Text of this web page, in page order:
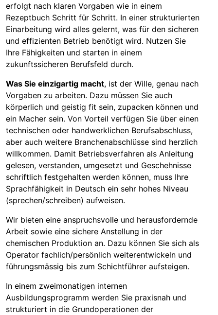
erfolgt nach klaren Vorgaben wie in einem
Rezeptbuch Schritt für Schritt. In einer strukturierten
Einarbeitung wird alles gelernt, was für den sicheren
und effizienten Betrieb benötigt wird. Nutzen Sie
Ihre Fähigkeiten und starten in einem
zukunftssicheren Berufsfeld durch.
Was Sie einzigartig macht, ist der Wille, genau nach
Vorgaben zu arbeiten. Dazu müssen Sie auch
körperlich und geistig fit sein, zupacken können und
ein Macher sein. Von Vorteil verfügen Sie über einen
technischen oder handwerklichen Berufsabschluss,
aber auch weitere Branchenabschlüsse sind herzlich
willkommen. Damit Betriebsverfahren als Anleitung
gelesen, verstanden, umgesetzt und Geschehnisse
schriftlich festgehalten werden können, muss Ihre
Sprachfähigkeit in Deutsch ein sehr hohes Niveau
(sprechen/schreiben) aufweisen.
Wir bieten eine anspruchsvolle und herausfordernde
Arbeit sowie eine sichere Anstellung in der
chemischen Produktion an. Dazu können Sie sich als
Operator fachlich/persönlich weiterentwickeln und
führungsmässig bis zum Schichtführer aufsteigen.
In einem zweimonatigen internen
Ausbildungsprogramm werden Sie praxisnah und
strukturiert in die Grundoperationen der